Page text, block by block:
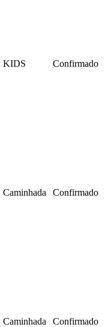
KIDS Confirmado
Caminhada Confirmado
Caminhada Confirmado